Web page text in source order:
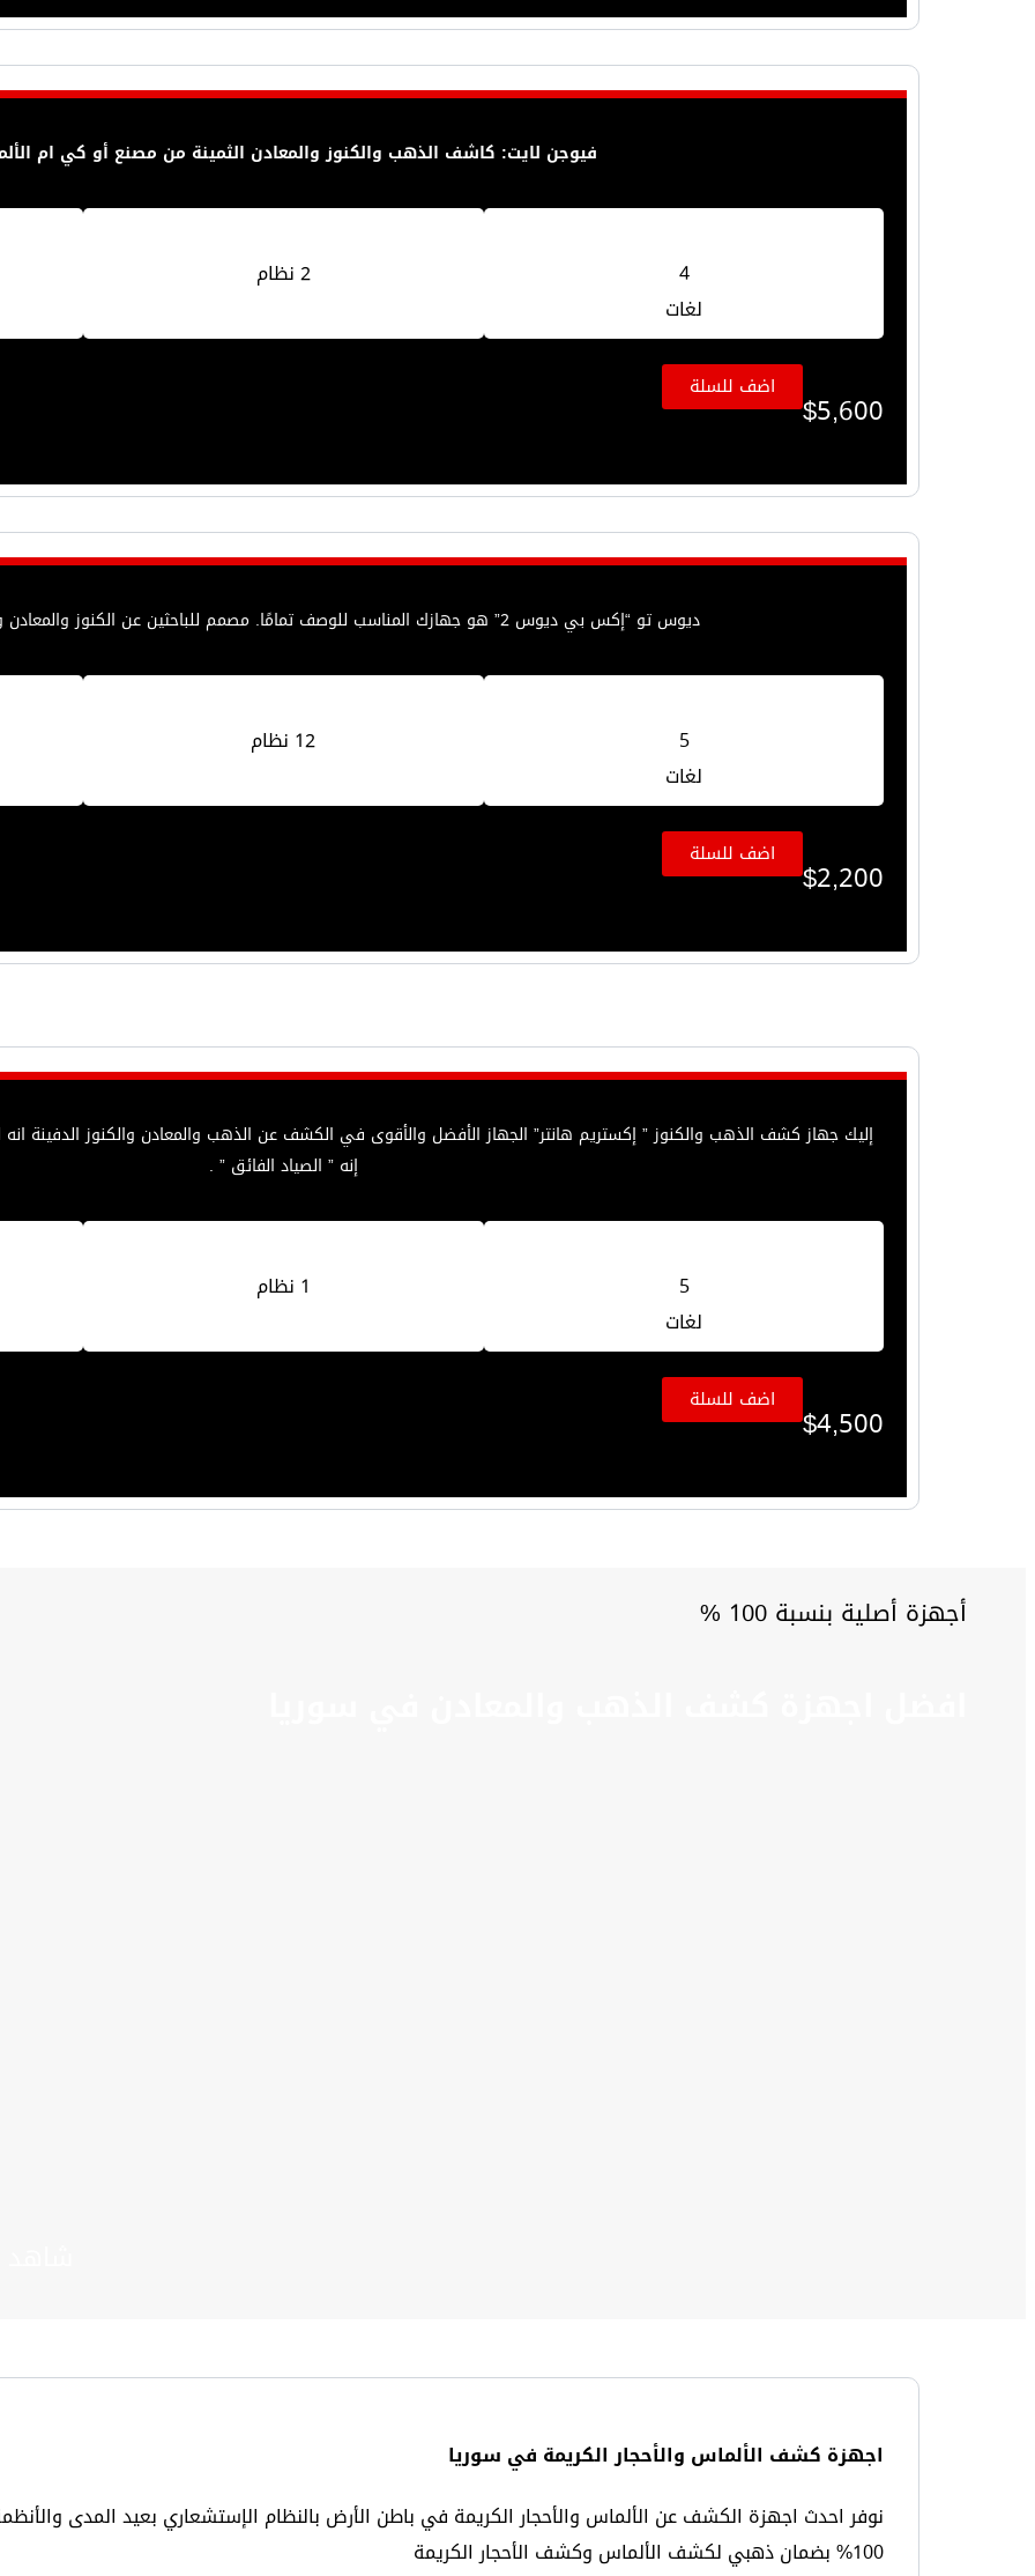
فيوجن لايت: كاشف الذهب والكنوز والمعادن الثمينة من مصنع أو كي ام
4
لغات
2 نظام
$5,600
اضف للسلة
ديوس تو “إكس بي ديوس 2” هو جهازك المناسب للوصف تمامًا. مصمم للباحثين عن الكنوز والمعادن والعملات والدفائن !
5
لغات
12 نظام
$2,200
اضف للسلة
إليك جهاز كشف الذهب والكنوز ” إكستريم هانتر” الجهاز الأفضل والأقوى في الكشف عن الذهب والمعادن والكنوز الدفينة
إنه ” الصياد الفائق ” .
5
لغات
1 نظام
$4,500
اضف للسلة
أجهزة أصلية بنسبة 100 %
اجهزة كشف الألماس والأحجار الكريمة في سوريا
نوفر احدث اجهزة الكشف عن الألماس والأحجار الكريمة في باطن الأرض بالنظام الإستشعاري بعيد المدى
100% بضمان ذهبي لكشف الألماس وكشف الأحجار الكريمة